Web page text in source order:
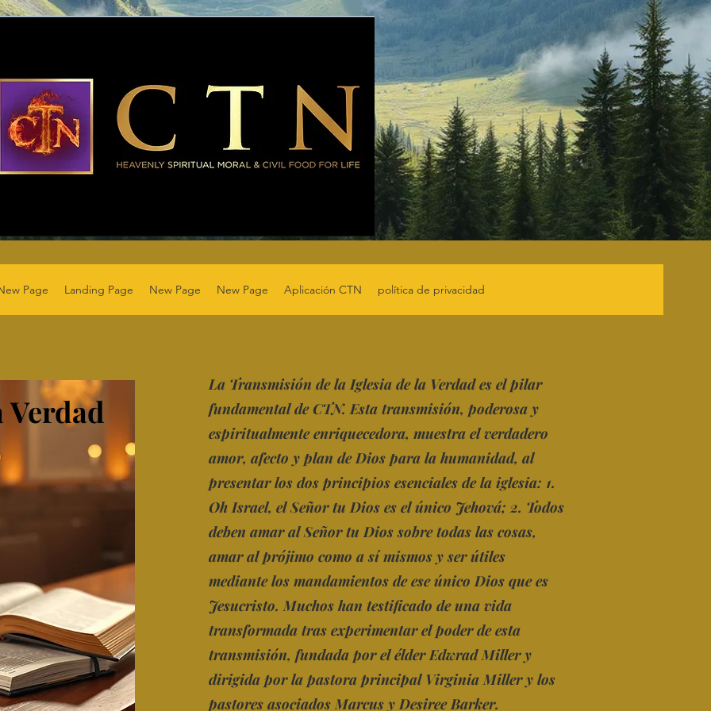
Page Landing Page New Page New Page Aplicación CTN política de privacidad
Verdad
Verdad
La Transmisión de la Iglesia de la Verdad es el pilar
fundamental de CTN. Esta transmisión, poderosa y
espiritualmente enriquecedora, muestra el verdadero
amor, afecto y plan de Dios para la humanidad, al
presentar los dos principios esenciales de la iglesia: 1.
Oh Israel, el Señor tu Dios es el único Jehová; 2. Todos
deben amar al Señor tu Dios sobre todas las cosas,
amar al prójimo como a sí mismos y ser útiles
mediante los mandamientos de ese único Dios que es
Jesucristo. Muchos han testificado de una vida
transformada tras experimentar el poder de esta
transmisión, fundada por el élder Edwrad Miller y
dirigida por la pastora principal Virginia Miller y los
pastores asociados Marcus y Desiree Barker.